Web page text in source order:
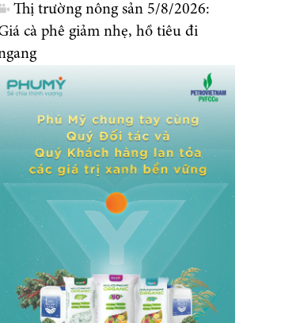
Thị trường nông sản 5/8/2026:
cà phê giảm nhẹ, hồ tiêu đi